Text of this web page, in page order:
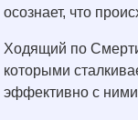
осознает, что
Ходящий по
которыми
эффективно с ними